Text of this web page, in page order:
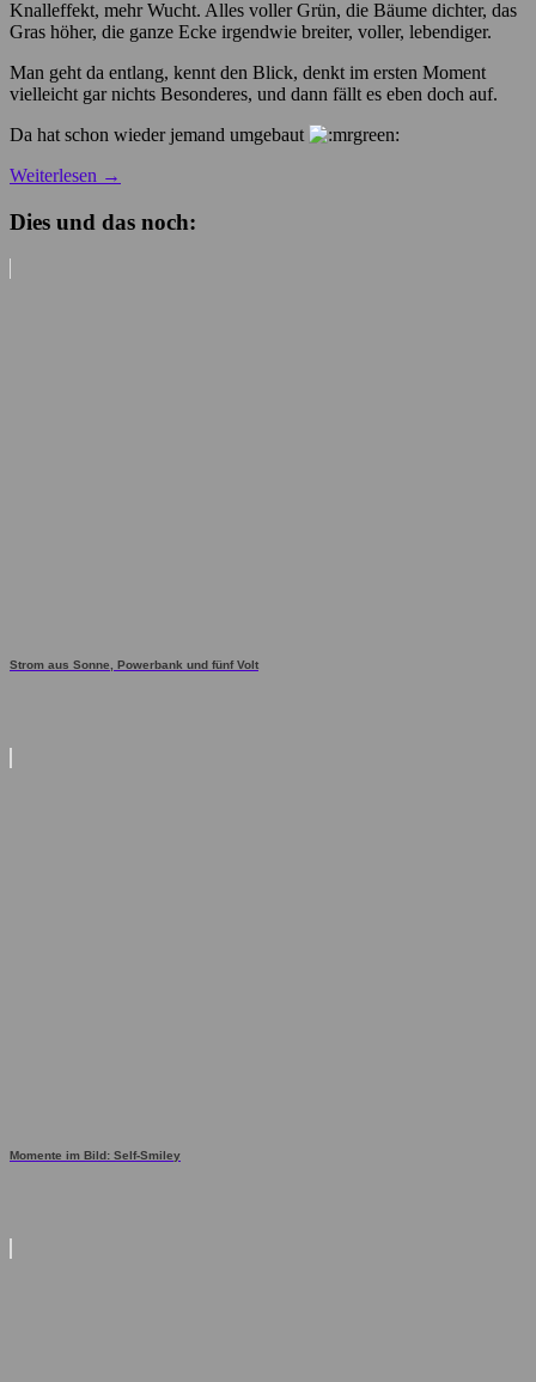
Knalleffekt, mehr Wucht. Alles voller Grün, die Bäume dichter, das
Gras höher, die ganze Ecke irgendwie breiter, voller, lebendiger.
Man geht da entlang, kennt den Blick, denkt im ersten Moment
vielleicht gar nichts Besonderes, und dann fällt es eben doch auf.
Da hat schon wieder jemand umgebaut
Weiterlesen →
Dies und das noch:
Strom aus Sonne, Powerbank und fünf Volt
Momente im Bild: Self-Smiley